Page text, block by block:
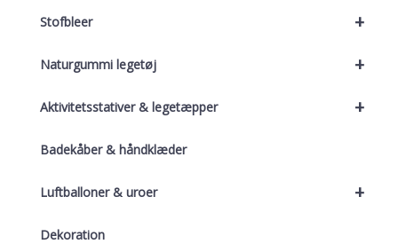
+
Stofbleer
+
Naturgummi legetøj
+
Aktivitetsstativer & legetæpper
Badekåber & håndklæder
+
Luftballoner & uroer
Dekoration